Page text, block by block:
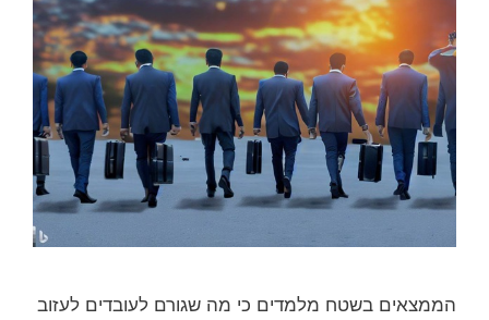
הממצאים בשטח מלמדים כי מה שגורם לעובדים לעזוב